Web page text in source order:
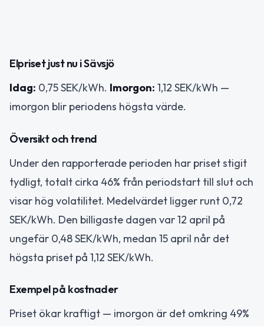
Elpriset just nu i Sävsjö
Idag: 0,75 SEK/kWh. Imorgon: 1,12 SEK/kWh —
imorgon blir periodens högsta värde.
Översikt och trend
Under den rapporterade perioden har priset stigit
tydligt, totalt cirka 46% från periodstart till slut och
visar hög volatilitet. Medelvärdet ligger runt 0,72
SEK/kWh. Den billigaste dagen var 12 april på
ungefär 0,48 SEK/kWh, medan 15 april når det
högsta priset på 1,12 SEK/kWh.
Exempel på kostnader
Priset ökar kraftigt — imorgon är det omkring 49%